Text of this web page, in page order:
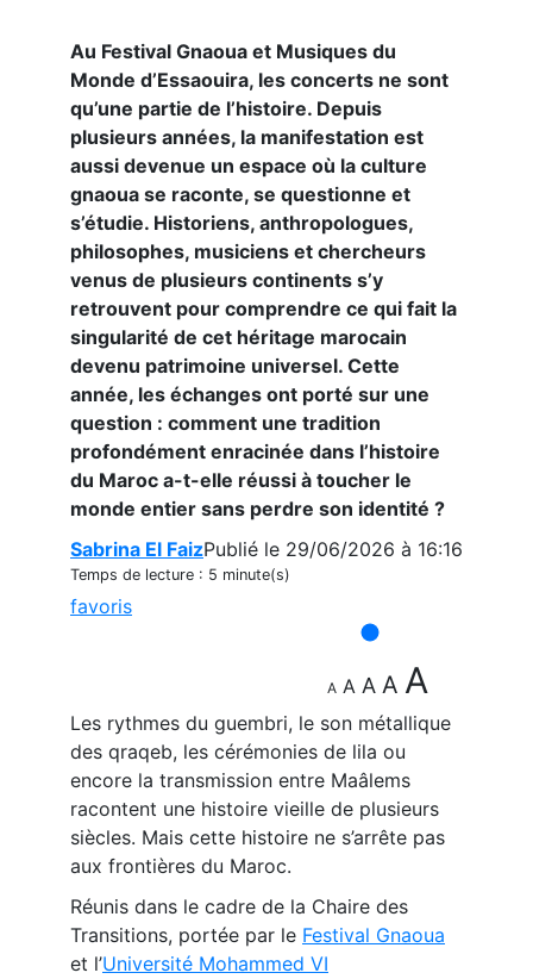
Au Festival Gnaoua et Musiques du
Monde d’Essaouira, les concerts ne sont
qu’une partie de l’histoire. Depuis
plusieurs années, la manifestation est
aussi devenue un espace où la culture
gnaoua se raconte, se questionne et
s’étudie. Historiens, anthropologues,
philosophes, musiciens et chercheurs
venus de plusieurs continents s’y
retrouvent pour comprendre ce qui fait la
singularité de cet héritage marocain
devenu patrimoine universel. Cette
année, les échanges ont porté sur une
question : comment une tradition
profondément enracinée dans l’histoire
du Maroc a-t-elle réussi à toucher le
monde entier sans perdre son identité ?
Sabrina El FaizPublié le 29/06/2026 à 16:16
Temps de lecture : 5 minute(s)
favoris
A A A A A
Les rythmes du guembri, le son métallique
des qraqeb, les cérémonies de lila ou
encore la transmission entre Maâlems
racontent une histoire vieille de plusieurs
siècles. Mais cette histoire ne s’arrête pas
aux frontières du Maroc.
Réunis dans le cadre de la Chaire des
Transitions, portée par le Festival Gnaoua
et l’Université Mohammed VI